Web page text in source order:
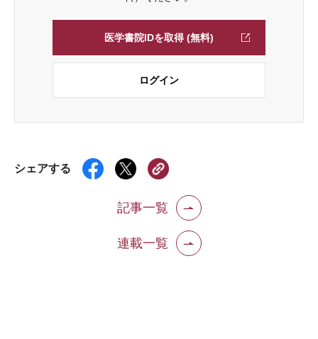
医学書院IDを取得 (無料)
ログイン
シェアする
記事一覧
連載一覧